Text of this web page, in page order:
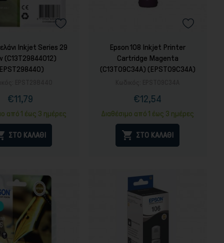
Inkjet Series 29
(C13T29844012)
Τιμή
€11,79Κανονική
τιμή
από 1 έως 3 ημέρες
ΣΤΟ ΚΑΛΑΘΙ
Epson 108 Inkjet Printer
Cartridge Magenta
(C13T09C34A) (EPST09C34A)
Τιμή
€12,54
Διαθέσιμο από 1 έως 3 ημέρες
 ΣΤΟ ΚΑΛΑΘΙ